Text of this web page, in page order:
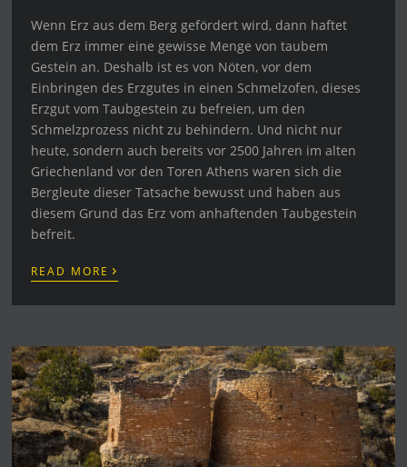
Wenn Erz aus dem Berg gefördert wird, dann haftet
dem Erz immer eine gewisse Menge von taubem
Gestein an. Deshalb ist es von Nöten, vor dem
Einbringen des Erzgutes in einen Schmelzofen, dieses
Erzgut vom Taubgestein zu befreien, um den
Schmelzprozess nicht zu behindern. Und nicht nur
heute, sondern auch bereits vor 2500 Jahren im alten
Griechenland vor den Toren Athens waren sich die
Bergleute dieser Tatsache bewusst und haben aus
diesem Grund das Erz vom anhaftenden Taubgestein
befreit.
READ MORE ›